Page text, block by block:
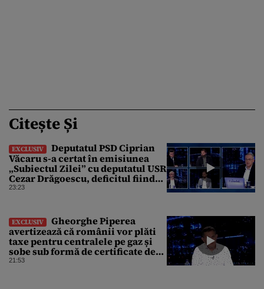
Citește Și
EXCLUSIV
Deputatul PSD Ciprian
Văcaru s-a certat în emisiunea
„Subiectul Zilei” cu deputatul USR
Cezar Drăgoescu, deficitul fiind
motivul scandalului
23:23
EXCLUSIV
Gheorghe Piperea
avertizează că românii vor plăti
taxe pentru centralele pe gaz și
sobe sub formă de certificate de
CO2
21:53